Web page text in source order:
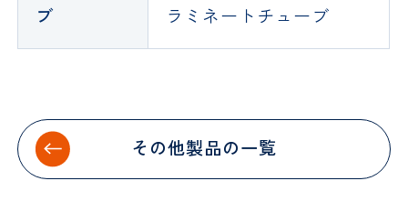
ブ
ラミネートチューブ
その他製品の一覧